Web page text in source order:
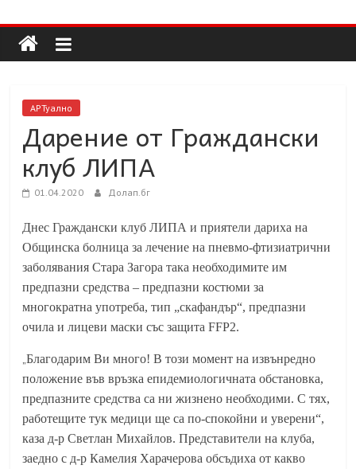
to
content
Долап
БГ
култура|
пътешествия|
мода|
събития|
кухня|
реклама|
минало|
АРТуално
Дарение от Граждански
клуб ЛИПА
01.04.2020 Долап.бг
Днес Граждански клуб ЛИПА и приятели дариха на
Общинска болница за лечение на пневмо-фтизиатрични
заболявания Стара Загора така необходимите им
предпазни средства – предпазни костюми за
многократна употреба, тип „скафандър“, предпазни
очила и лицеви маски със защита FFP2.
„Благодарим Ви много! В този момент на извънредно
положение във връзка епидемиологичната обстановка,
предпазните средства са ни жизнено необходими. С тях,
работещите тук медици ще са по-спокойни и уверени“,
каза д-р Светлан Михайлов. Представители на клуба,
заедно с д-р Камелия Харачерова обсъдиха от какво